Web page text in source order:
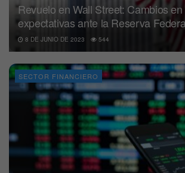
Revuelo en Wall Street: Cambios
expectativas ante la Reserva
8 DE JUNIO DE 2023 544
SECTOR FINANCIERO